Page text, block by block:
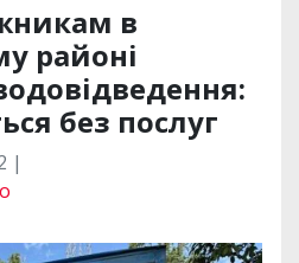
в
районі
без послуг
|